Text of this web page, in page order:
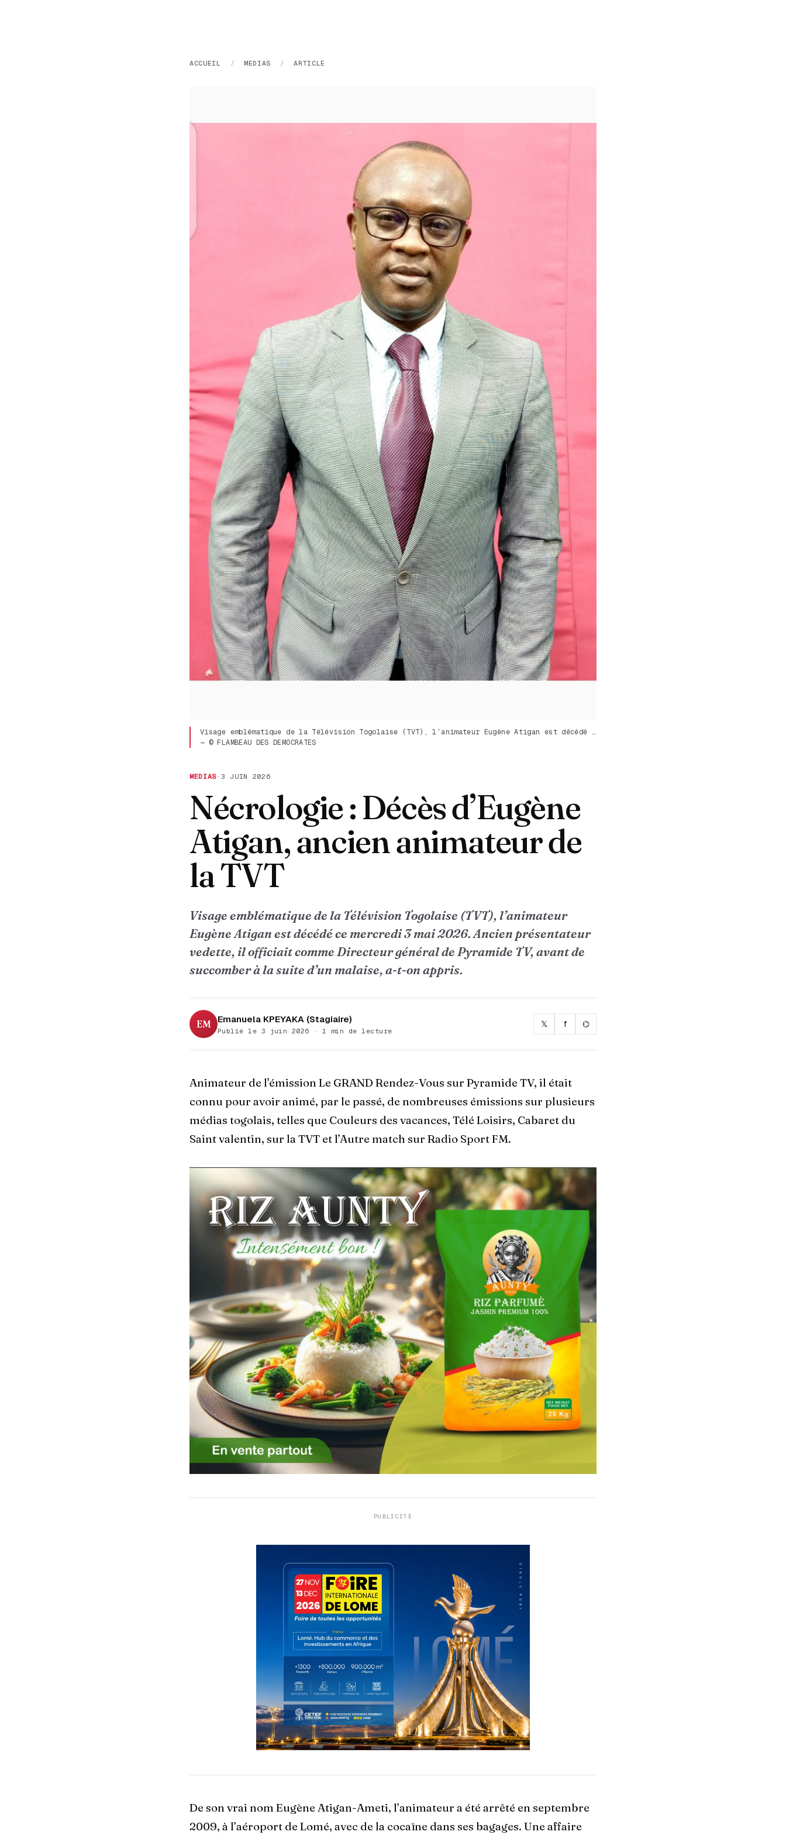
ACCUEIL / MEDIAS / ARTICLE
Visage emblématique de la Télévision Togolaise (TVT), l’animateur Eugène Atigan est décédé …
— © FLAMBEAU DES DEMOCRATES
MEDIAS · 3 JUIN 2026
Nécrologie : Décès d’Eugène
Atigan, ancien animateur de
la TVT
Visage emblématique de la Télévision Togolaise (TVT), l’animateur
Eugène Atigan est décédé ce mercredi 3 mai 2026. Ancien présentateur
vedette, il officiait comme Directeur général de Pyramide TV, avant de
succomber à la suite d’un malaise, a-t-on appris.
EM Emanuela KPEYAKA (Stagiaire)
Publié le 3 juin 2026 · 1 min de lecture
𝕏 f ⌬
Animateur de l'émission Le GRAND Rendez-Vous sur Pyramide TV, il était
connu pour avoir animé, par le passé, de nombreuses émissions sur plusieurs
médias togolais, telles que Couleurs des vacances, Télé Loisirs, Cabaret du
Saint valentin, sur la TVT et l’Autre match sur Radio Sport FM.
PUBLICITÉ
De son vrai nom Eugène Atigan-Ameti, l’animateur a été arrêté en septembre
2009, à l’aéroport de Lomé, avec de la cocaïne dans ses bagages. Une affaire